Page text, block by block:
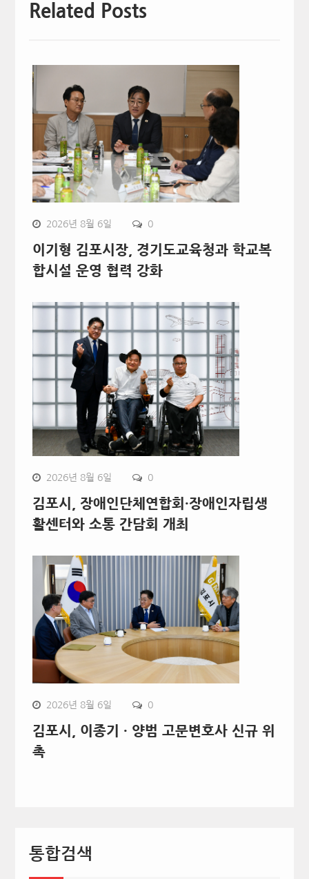
Related Posts
2026년 8월 6일 0
이기형 김포시장, 경기도교육청과 학교복
합시설 운영 협력 강화
2026년 8월 6일 0
김포시, 장애인단체연합회·장애인자립생
활센터와 소통 간담회 개최
2026년 8월 6일 0
김포시, 이종기 · 양범 고문변호사 신규 위
촉
통합검색